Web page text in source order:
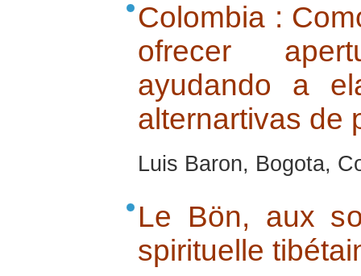
Colombia :
ofrecer
ayudando a
alternartivas de
Luis Baron, Bogota,
Le Bön, aux
spirituelle